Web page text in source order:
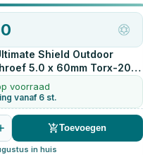
Shield Outdoor
5.0 x 60mm Torx-20
voorraad
vanaf 6 st.
Toevoegen
in huis